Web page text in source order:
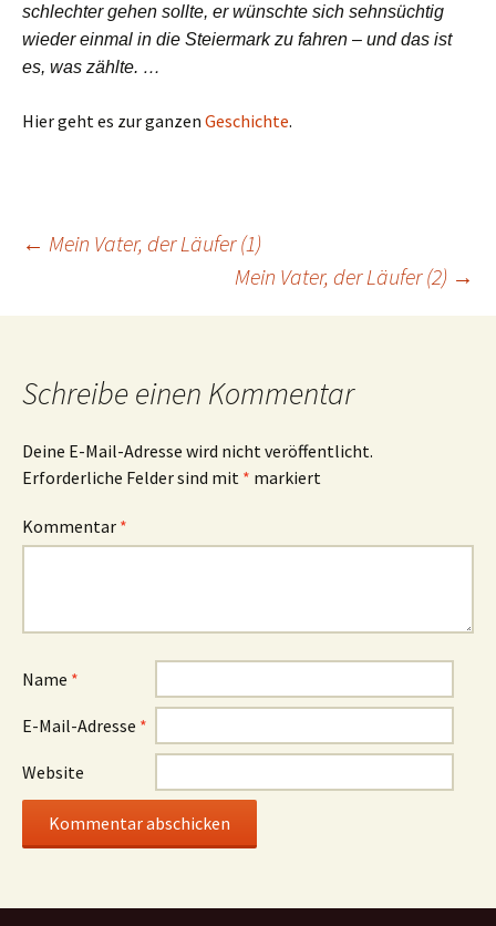
schlechter gehen sollte, er wünschte sich sehnsüchtig
wieder einmal in die Steiermark zu fahren – und das ist
es, was zählte. …
Hier geht es zur ganzen Geschichte.
Beitragsnavigation
← Mein Vater, der Läufer (1)
Mein Vater, der Läufer (2) →
Schreibe einen Kommentar
Deine E-Mail-Adresse wird nicht veröffentlicht.
Erforderliche Felder sind mit * markiert
Kommentar *
Name *
E-Mail-Adresse *
Website